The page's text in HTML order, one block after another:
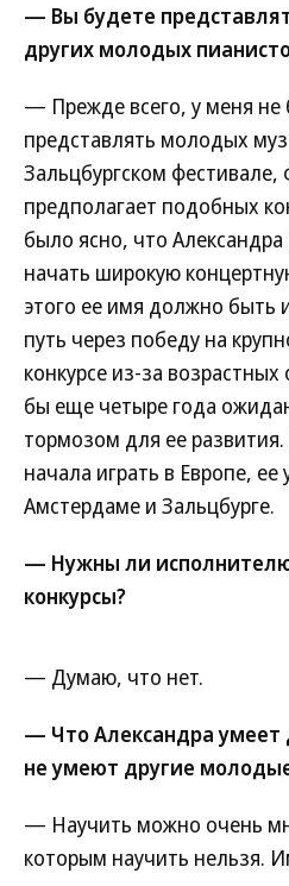
— Вы будете
других молодых
— Прежде всего, у меня не
представлять молодых
Зальцбургском
предполагает подобных
было ясно, что
начать широкую
этого ее имя должно быть
путь через победу на
конкурсе из-за
бы еще четыре года
тормозом для ее
начала играть в Европе,
Амстердаме и Зальцбурге.
— Нужны ли исполнителю
конкурсы?
— Думаю, что нет.
— Что Александра умеет
не умеют другие
— Научить можно очень
которым научить нельзя.